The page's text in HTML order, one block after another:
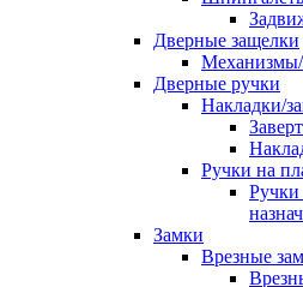
Дверные защелки
Механизмы/
Дверные ручки
Накладки/
Ручки на
Ручки
Замки
Врезные